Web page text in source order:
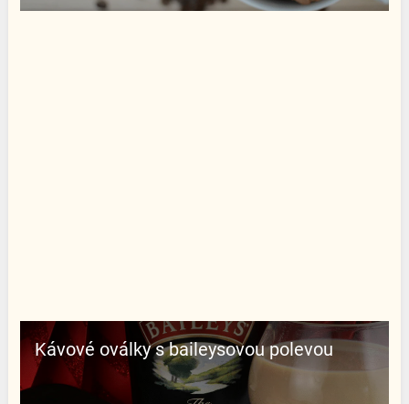
Kávové oválky s baileysovou polevou